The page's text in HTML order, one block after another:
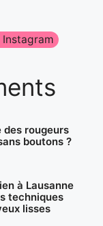
Instagram
des rougeurs
boutons ?
à Lausanne
techniques
lisses